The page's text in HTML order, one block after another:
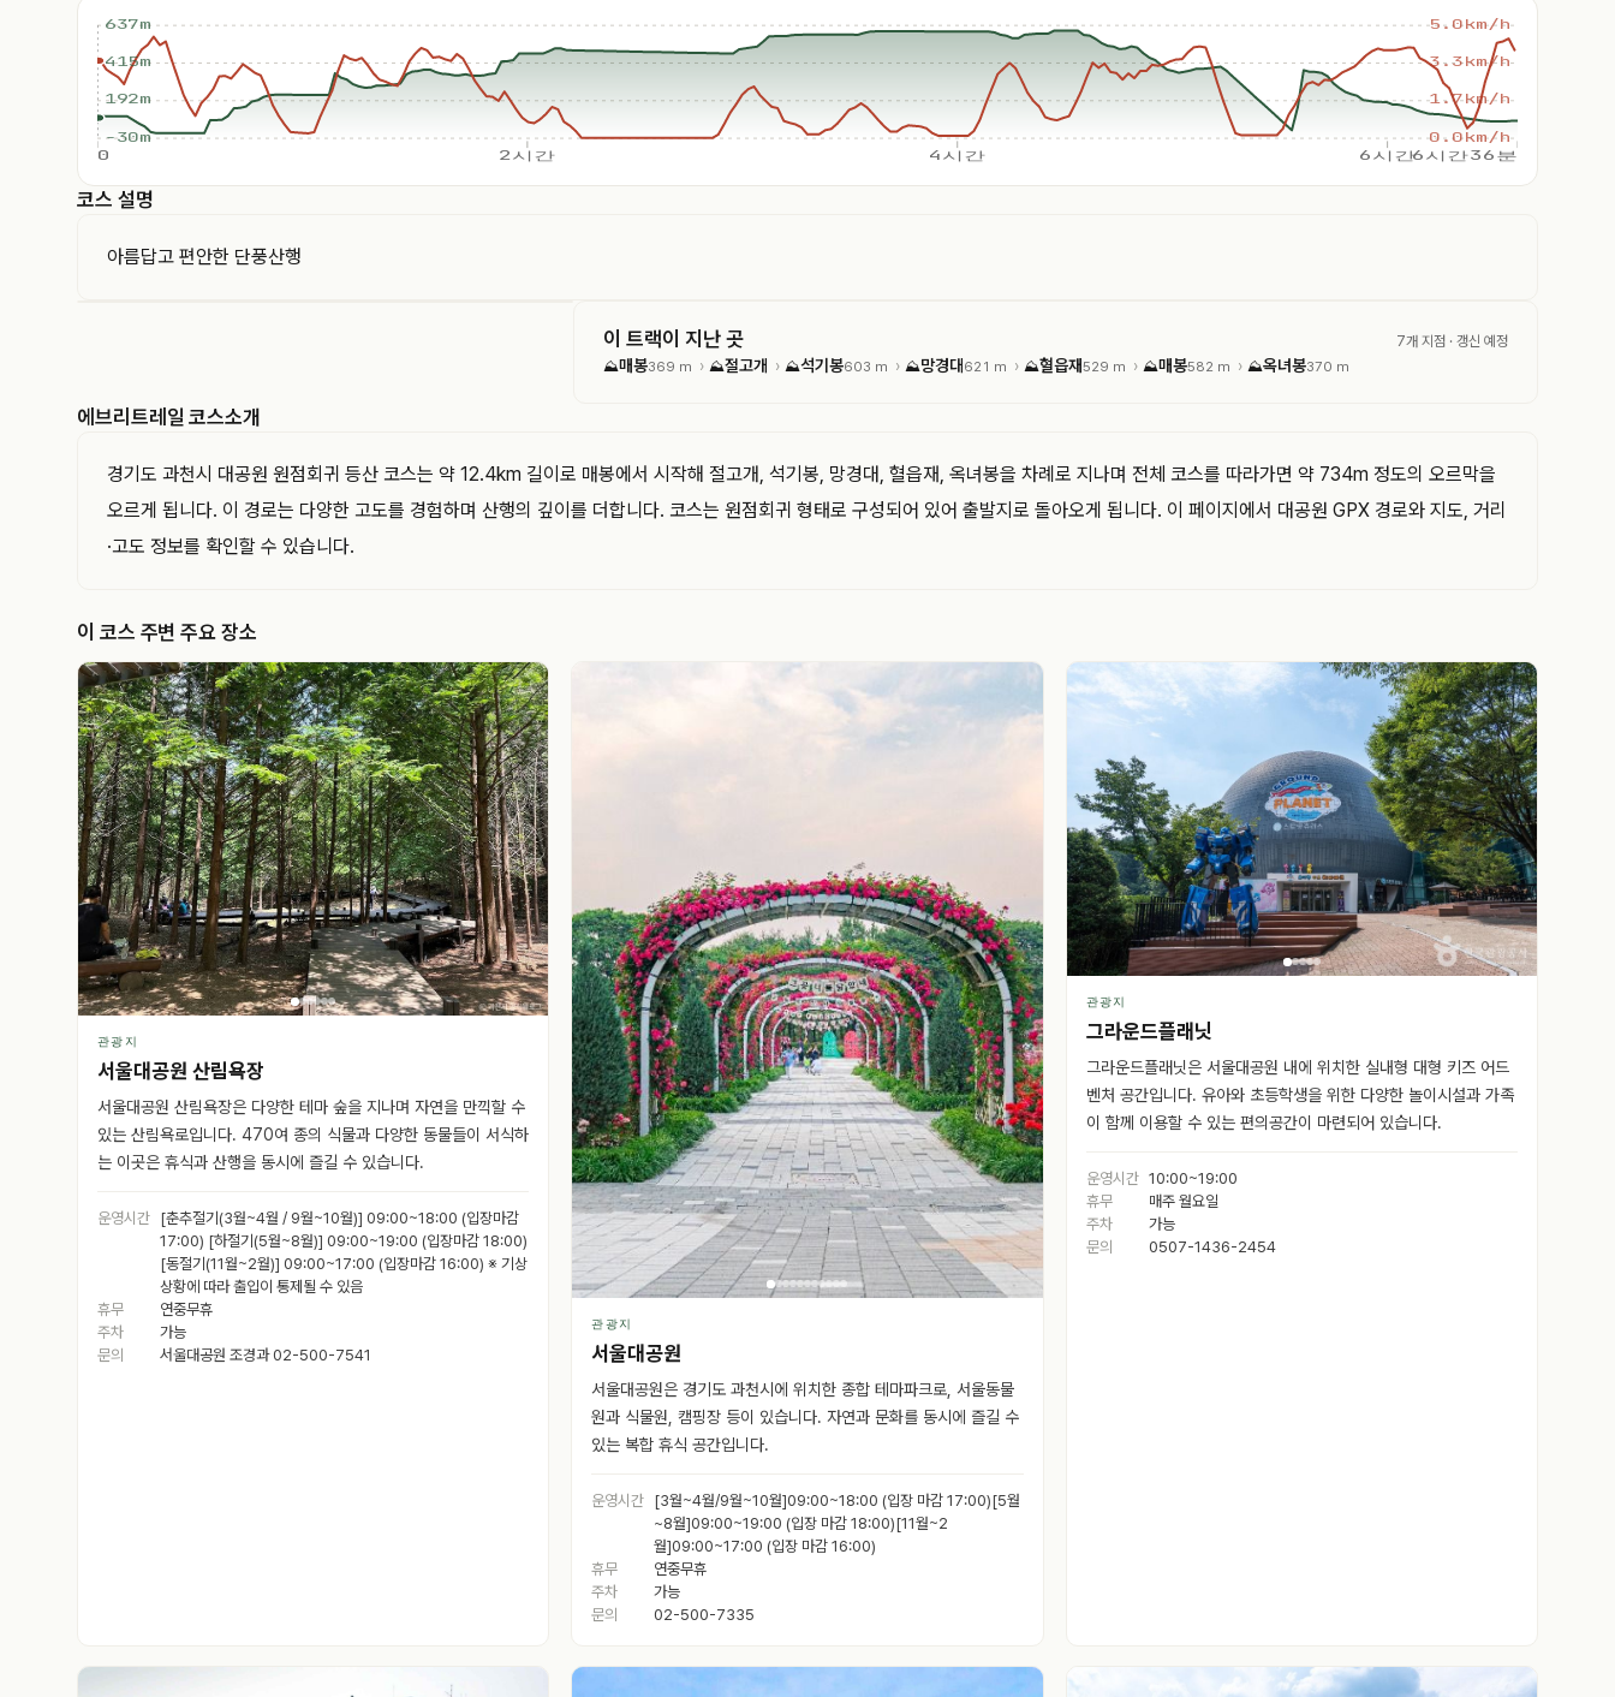
0 2시간 4시간 6시간6시간36분
637m
415m
192m
-30m
5.0km/h
3.3km/h
1.7km/h
0.0km/h
코스 설명
아름답고 편안한 단풍산행
고도와 지나간 지점을 지도와 함께 확인해 보세요.
이 트랙이 지난 곳 7개 지점 · 갱신 예정
⛰매봉369 m › ⛰절고개 › ⛰석기봉603 m › ⛰망경대 621 m › ⛰혈읍재529 m › ⛰매봉582 m › ⛰옥녀봉370 m
에브리트레일 코스소개
경기도 과천시 대공원 원점회귀 등산 코스는 약 12.4km 길이로 매봉에서 시작해 절고개, 석기봉, 망경대, 혈읍재, 옥녀봉을 차례로 지나며 전체 코스를 따라가면 약 734m 정도의 오르막을
오르게 됩니다. 이 경로는 다양한 고도를 경험하며 산행의 깊이를 더합니다. 코스는 원점회귀 형태로 구성되어 있어 출발지로 돌아오게 됩니다. 이 페이지에서 대공원 GPX 경로와 지도, 거리
·고도 정보를 확인할 수 있습니다.
이 코스 주변 주요 장소
관광지
서울대공원 산림욕장
서울대공원 산림욕장은 다양한 테마 숲을 지나며 자연을 만끽할 수
있는 산림욕로입니다. 470여 종의 식물과 다양한 동물들이 서식하
는 이곳은 휴식과 산행을 동시에 즐길 수 있습니다.
운영시간 [춘추절기(3월~4월 / 9월~10월)] 09:00~18:00 (입장마감
17:00) [하절기(5월~8월)] 09:00~19:00 (입장마감 18:00)
[동절기(11월~2월)] 09:00~17:00 (입장마감 16:00) ※ 기상
상황에 따라 출입이 통제될 수 있음
휴무
연중무휴
주차
가능
문의
서울대공원 조경과 02-500-7541
관광지
서울대공원
서울대공원은 경기도 과천시에 위치한 종합 테마파크로, 서울동물
원과 식물원, 캠핑장 등이 있습니다. 자연과 문화를 동시에 즐길 수
있는 복합 휴식 공간입니다.
운영시간 [3월~4월/9월~10월]09:00~18:00 (입장 마감 17:00)[5월
~8월]09:00~19:00 (입장 마감 18:00)[11월~2
월]09:00~17:00 (입장 마감 16:00)
휴무
연중무휴
주차
가능
문의
02-500-7335
관광지
그라운드플래닛
그라운드플래닛은 서울대공원 내에 위치한 실내형 대형 키즈 어드
벤처 공간입니다. 유아와 초등학생을 위한 다양한 놀이시설과 가족
이 함께 이용할 수 있는 편의공간이 마련되어 있습니다.
운영시간 10:00~19:00
휴무
매주 월요일
주차
가능
문의
0507-1436-2454